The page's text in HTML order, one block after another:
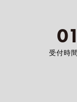
受付時